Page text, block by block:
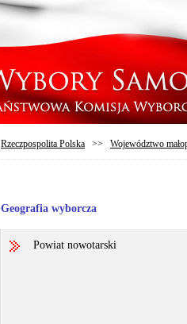
Rzeczpospolita Polska >> Województwo
Geografia wyborcza
Powiat nowotarski